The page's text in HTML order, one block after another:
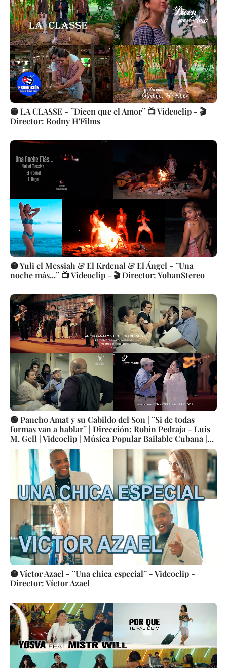
🟡 LA CLASSE - ¨Dicen que el Amor¨ 📺 Videoclip - 🎬
Director: Rodny H'Films
🟡 Yuli el Messiah & El Krdenal & El Ángel - ¨Una
noche más...¨ 📺 Videoclip - 🎬 Director: YohanStereo
🟢 Pancho Amat y su Cabildo del Son | ¨Si de todas
formas van a hablar¨ | Dirección: Robin Pedraja - Luis
M. Gell | Videoclip | Música Popular Bailable Cubana |
Son | Artistas | CUBA
🟡 Víctor Azael - ¨Una chica especial¨ - Videoclip -
Director: Víctor Azael